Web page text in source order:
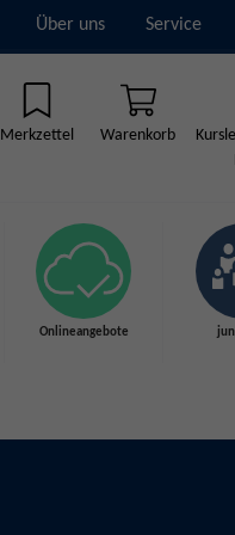
Über uns Service
Merkzettel Warenkorb
Onlineangebote